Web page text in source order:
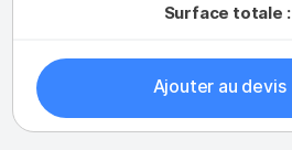
Surface totale :
Ajouter au devis